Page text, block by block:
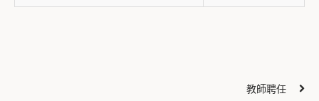
教師聘任